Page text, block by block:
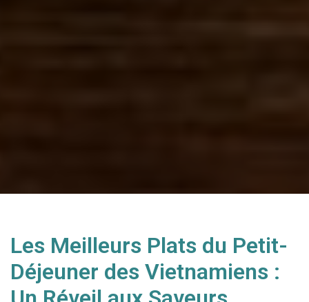
Les Meilleurs Plats du Petit-
Déjeuner des Vietnamiens :